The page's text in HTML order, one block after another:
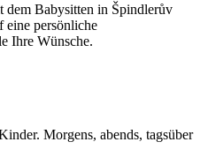
dem Babysitten in Špindlerův
eine persönliche
Ihre Wünsche.
Morgens, abends, tagsüber